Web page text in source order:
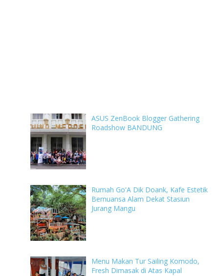
ASUS ZenBook Blogger Gathering
Roadshow BANDUNG
Rumah Go'A Dik Doank, Kafe Estetik
Bernuansa Alam Dekat Stasiun
Jurang Mangu
Menu Makan Tur Sailing Komodo,
Fresh Dimasak di Atas Kapal